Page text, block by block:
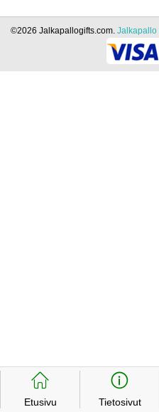
󰃱
Etusivu
󰈢
Tietosivut
©2026 Jalkapallogifts.com. Jalkapallo